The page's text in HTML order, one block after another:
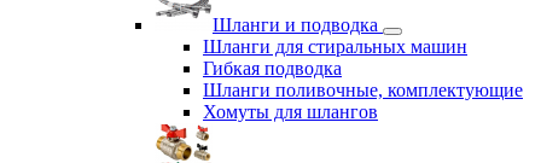
Шланги и подводка
Шланги для стиральных машин
Гибкая подводка
Шланги поливочные, комплектующие
Хомуты для шлангов